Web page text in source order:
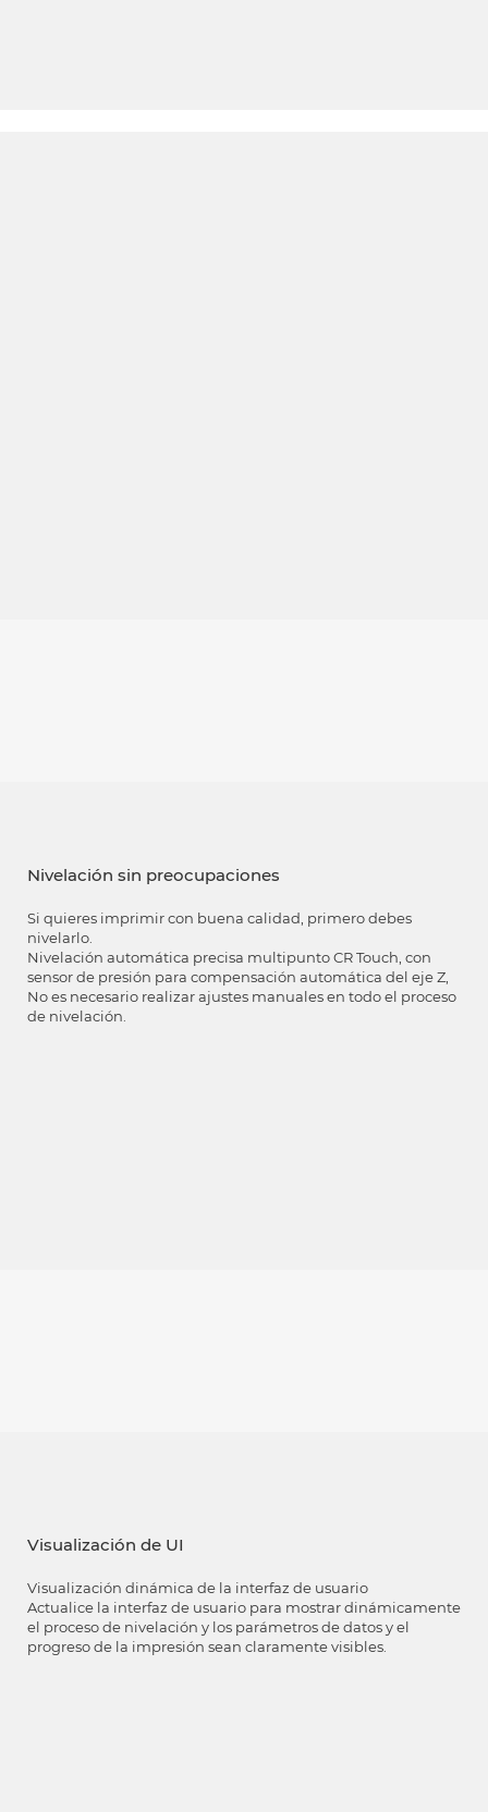
Nivelación sin preocupaciones
Si quieres imprimir con buena calidad, primero debes
nivelarlo.
Nivelación automática precisa multipunto CR Touch, con
sensor de presión para compensación automática del eje Z,
No es necesario realizar ajustes manuales en todo el proceso
de nivelación.
Visualización de UI
Visualización dinámica de la interfaz de usuario
Actualice la interfaz de usuario para mostrar dinámicamente
el proceso de nivelación y los parámetros de datos y el
progreso de la impresión sean claramente visibles.